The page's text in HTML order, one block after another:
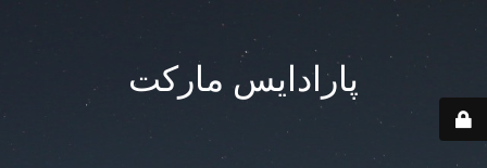
پارادایس مارکت